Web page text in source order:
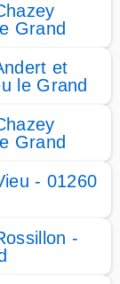
Grand
et
le Grand
Grand
- 01260
-